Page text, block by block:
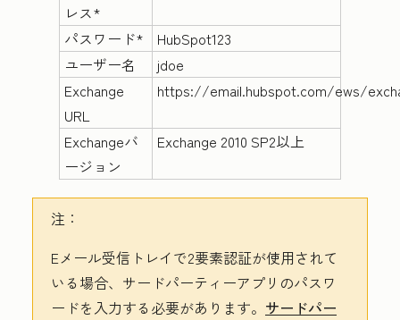
レス*
パスワード*
HubSpot123
ユーザー名
jdoe
Exchange
URL
https://email.hubspot.com/ews/
Exchangeバ
ージョン
Exchange 2010 SP2以上
注：
Eメール受信トレイで2要素認証が使用されて
いる場合、サードパーティーアプリのパスワ
ードを入力する必要があります。 サードパー